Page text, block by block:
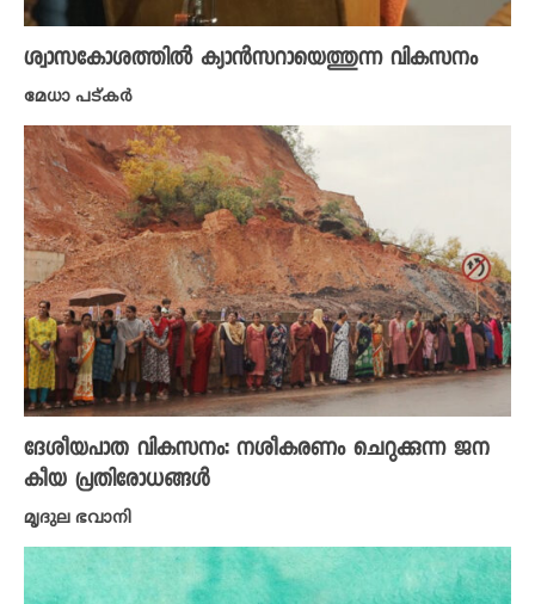
ശ്വാസകോശത്തിൽ ക്യാൻസറായെത്തുന്ന വികസനം
മേധാ പട്കർ
ദേശീയപാത വികസനം: നശീകരണം ചെറുക്കുന്ന ജന
കീയ പ്രതിരോധങ്ങൾ
മൃദുല ഭവാനി